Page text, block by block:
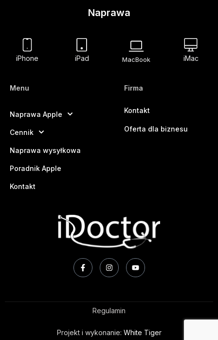
Naprawa
iPhone iPad MacBook iMac
Menu
Naprawa Apple
Cennik
Naprawa wysyłkowa
Poradnik Apple
Kontakt
Firma
Kontakt
Oferta dla biznesu
Regulamin
Projekt i wykonanie: White Tiger